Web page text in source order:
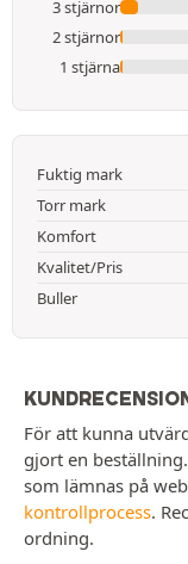
3 stjärnor
2 stjärnor
1 stjärna
Fuktig mark
Torr mark
Komfort
Kvalitet/Pris
Buller
För att kunna
gjort en
som lämnas på
kontrollprocess.
ordning.